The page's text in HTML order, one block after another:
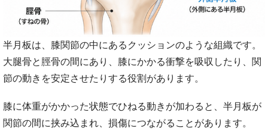
半月板は、膝関節の中にあるクッションのような組織です。
大腿骨と脛骨の間にあり、膝にかかる衝撃を吸収したり、関
節の動きを安定させたりする役割があります。
膝に体重がかかった状態でひねる動きが加わると、半月板が
関節の間に挟み込まれ、損傷につながることがあります。